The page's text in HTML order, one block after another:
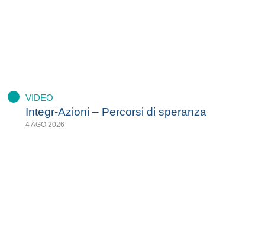
VIDEO
Integr-Azioni – Percorsi di speranza
4 AGO 2026